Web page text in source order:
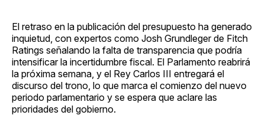
El retraso en la publicación del presupuesto ha generado
inquietud, con expertos como Josh Grundleger de Fitch
Ratings señalando la falta de transparencia que podría
intensificar la incertidumbre fiscal. El Parlamento reabrirá
la próxima semana, y el Rey Carlos III entregará el
discurso del trono, lo que marca el comienzo del nuevo
periodo parlamentario y se espera que aclare las
prioridades del gobierno.